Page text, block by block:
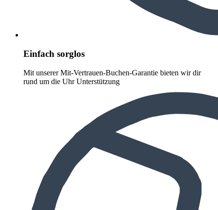
Einfach sorglos
Mit unserer Mit-Vertrauen-Buchen-Garantie bieten wir dir
rund um die Uhr Unterstützung